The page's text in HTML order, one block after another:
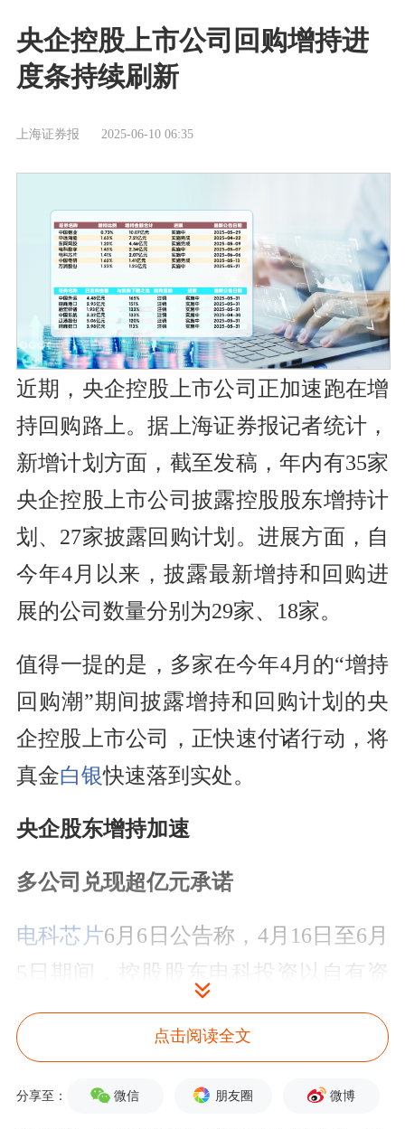
央企控股上市公司回购增持进
度条持续刷新
上海证券报 2025-06-10 06:35
近期，央企控股上市公司正加速跑在增
持回购路上。据上海证券报记者统计，
新增计划方面，截至发稿，年内有35家
央企控股上市公司披露控股股东增持计
划、27家披露回购计划。进展方面，自
今年4月以来，披露最新增持和回购进
展的公司数量分别为29家、18家。
值得一提的是，多家在今年4月的“增持
回购潮”期间披露增持和回购计划的央
企控股上市公司，正快速付诸行动，将
真金白银快速落到实处。
央企股东增持加速
多公司兑现超亿元承诺
电科芯片6月6日公告称，4月16日至6月
5日期间，控股股东电科投资以自有资
金及银行股票增持专项贷款资金累计增
持公司总股本的0.41%，增持股份成交
金额为5734.35万元，累计增持股份成
点击阅读全文
分享至： 微信 朋友圈 微博